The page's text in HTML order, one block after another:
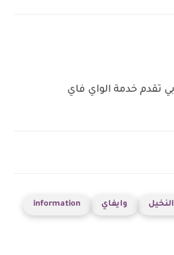
تقدم خدمة الواي فاي
وايفاي information